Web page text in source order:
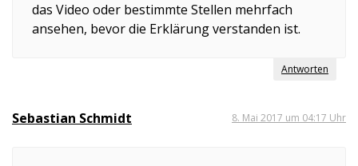
das Video oder bestimmte Stellen mehrfach
ansehen, bevor die Erklärung verstanden ist.
Antworten
Sebastian Schmidt 8. Mai 2017 um 04:17 Uhr